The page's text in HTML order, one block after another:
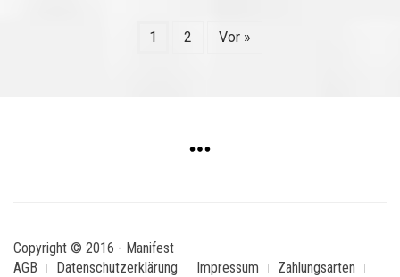
1 2 Vor »
Copyright © 2016 - Manifest
AGB
Datenschutzerklärung Impressum
Zahlungsarten